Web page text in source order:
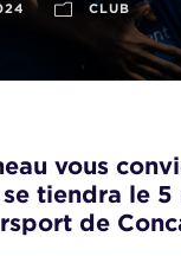
CLUB
vous
tiendra le 5
de